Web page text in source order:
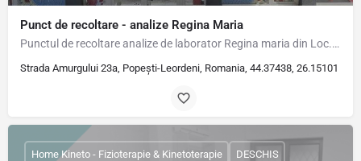
Punct de recoltare - analize Regina Maria
Punctul de recoltare analize de laborator Regina maria din Loc. Popești Leordeni, Str. Amurgului, Nr. 23A,…
Strada Amurgului 23a, Popești-Leordeni, Romania, 44.37438, 26.15101
Home Kineto - Fizioterapie & Kinetoterapie DESCHIS